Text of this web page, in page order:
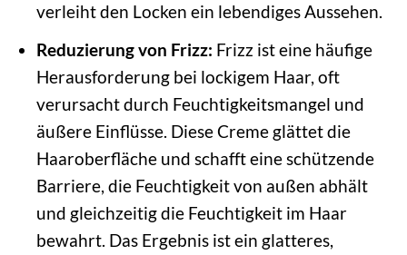
verleiht den Locken ein lebendiges Aussehen.
Reduzierung von Frizz: Frizz ist eine häufige
Herausforderung bei lockigem Haar, oft
verursacht durch Feuchtigkeitsmangel und
äußere Einflüsse. Diese Creme glättet die
Haaroberfläche und schafft eine schützende
Barriere, die Feuchtigkeit von außen abhält
und gleichzeitig die Feuchtigkeit im Haar
bewahrt. Das Ergebnis ist ein glatteres,